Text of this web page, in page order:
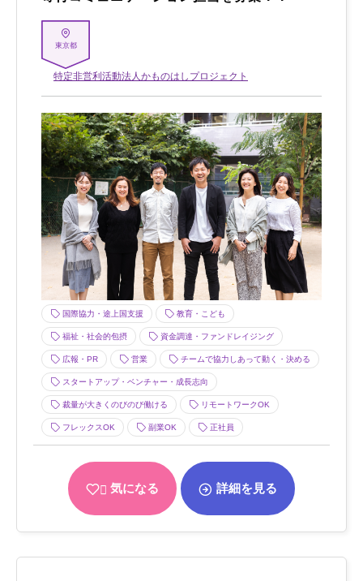
東京都
特定非営利活動法人かものはしプロジェクト
国際協力・途上国支援 教育・こども
福祉・社会的包摂 資金調達・ファンドレイジング
広報・PR 営業 チームで協力しあって動く・決める
スタートアップ・ベンチャー・成長志向
裁量が大きくのびのび働ける リモートワークOK
フレックスOK 副業OK 正社員
気になる 詳細を見る